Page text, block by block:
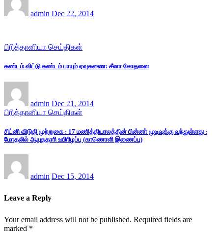
admin Dec 22, 2014
பிரித்தானியா செய்திகள்
கண்டம் விட்டு கண்டம் பாயும் ஏவுகணை: சீனா சோதனை
admin Dec 21, 2014
பிரித்தானியா செய்திகள்
சிட்னி விடுதி முற்றுகை : 17 மணித்தியாலத்தின் பின்னா் முடிவுக்கு வந்துள்ளது :
மோதலில் ஆயுததாாி உயிாிழப்பு (காணொளி இணைப்பு)
admin Dec 15, 2014
Leave a Reply
Your email address will not be published. Required fields are
marked *